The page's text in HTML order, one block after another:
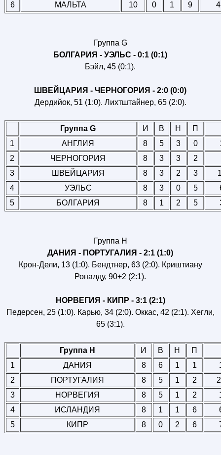
6
МАЛЬТА 10 0 1 9
Группа G
БОЛГАРИЯ - УЭЛЬС - 0:1 (0:1)
Бэйл, 45 (0:1).
ШВЕЙЦАРИЯ - ЧЕРНОГОРИЯ - 2:0 (0:0)
Дердийок, 51 (1:0). Лихтштайнер, 65 (2:0).
Группа G И В Н
П
1
АНГЛИЯ 8 5 3 0
2
ЧЕРНОГОРИЯ 8 3 3
2
3
ШВЕЙЦАРИЯ 8 3 2 3
4
УЭЛЬС 8 3 0 5
5
БОЛГАРИЯ 8 1 2 5
Группа H
ДАНИЯ - ПОРТУГАЛИЯ - 2:1 (1:0)
Крон-Дели, 13 (1:0). Бендтнер, 63 (2:0). Криштиану
Роналду, 90+2 (2:1).
НОРВЕГИЯ - КИПР - 3:1 (2:1)
Педерсен, 25 (1:0). Карью, 34 (2:0). Оккас, 42 (2:1). Хегли,
65 (3:1).
Группа H И В Н
П
1
ДАНИЯ 8 6 1 1
2
ПОРТУГАЛИЯ 8 5 1 2
3
НОРВЕГИЯ 8 5 1 2
4
ИСЛАНДИЯ 8 1 1 6
5
КИПР 8 0 2 6